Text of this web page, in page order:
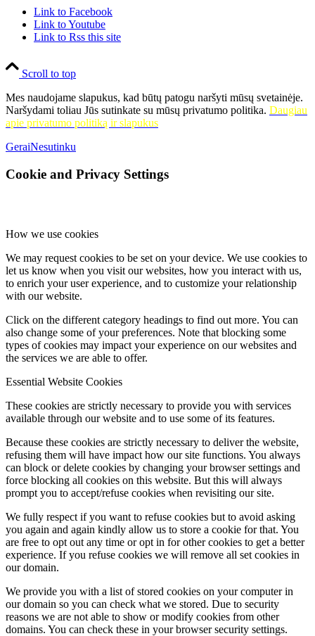
Link to Facebook
Link to Youtube
Link to Rss this site
Scroll to top
Mes naudojame slapukus, kad būtų patogu naršyti mūsų svetainėje.
Naršydami toliau Jūs sutinkate su mūsų privatumo politika. Daugiau
apie privatumo politiką ir slapukus
GeraiNesutinku
Cookie and Privacy Settings
How we use cookies
We may request cookies to be set on your device. We use cookies to
let us know when you visit our websites, how you interact with us,
to enrich your user experience, and to customize your relationship
with our website.
Click on the different category headings to find out more. You can
also change some of your preferences. Note that blocking some
types of cookies may impact your experience on our websites and
the services we are able to offer.
Essential Website Cookies
These cookies are strictly necessary to provide you with services
available through our website and to use some of its features.
Because these cookies are strictly necessary to deliver the website,
refusing them will have impact how our site functions. You always
can block or delete cookies by changing your browser settings and
force blocking all cookies on this website. But this will always
prompt you to accept/refuse cookies when revisiting our site.
We fully respect if you want to refuse cookies but to avoid asking
you again and again kindly allow us to store a cookie for that. You
are free to opt out any time or opt in for other cookies to get a better
experience. If you refuse cookies we will remove all set cookies in
our domain.
We provide you with a list of stored cookies on your computer in
our domain so you can check what we stored. Due to security
reasons we are not able to show or modify cookies from other
domains. You can check these in your browser security settings.